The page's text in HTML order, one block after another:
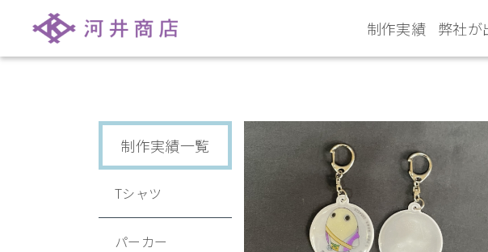
制作実績 弊社が
制作実績一覧
Tシャツ
パーカー